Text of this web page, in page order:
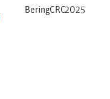
BeringCRC2025